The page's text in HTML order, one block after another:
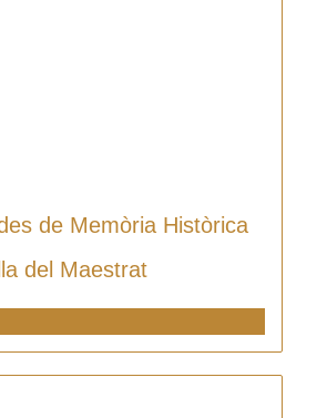
de Memòria Històrica
del Maestrat